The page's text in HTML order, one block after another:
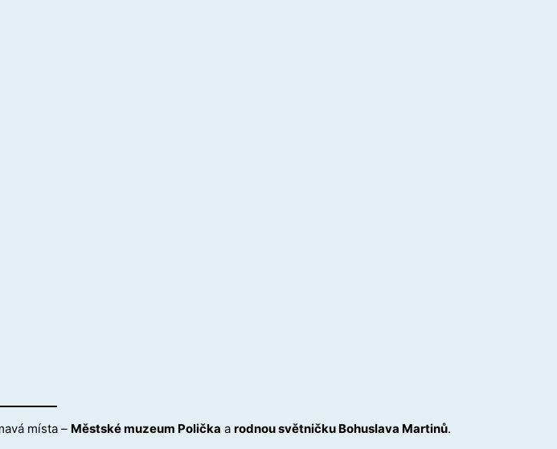
místa – Městské muzeum Polička a rodnou světničku Bohuslava Martinů.